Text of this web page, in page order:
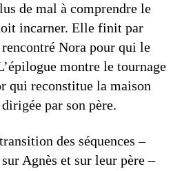
de mal à comprendre le
incarner. Elle finit par
Nora pour qui le
montre le tournage
qui reconstitue la maison
par son père.
des séquences –
Agnès et sur leur père –